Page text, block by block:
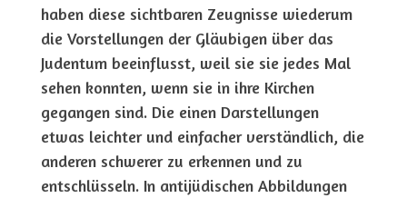
haben diese sichtbaren Zeugnisse wiederum
die Vorstellungen der Gläubigen über das
Judentum beeinflusst, weil sie sie jedes Mal
sehen konnten, wenn sie in ihre Kirchen
gegangen sind. Die einen Darstellungen
etwas leichter und einfacher verständlich, die
anderen schwerer zu erkennen und zu
entschlüsseln. In antijüdischen Abbildungen